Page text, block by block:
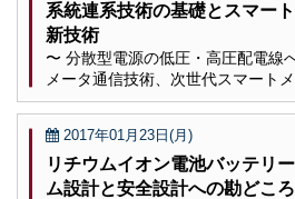
系統連系技術の基礎とスマー
新技術
〜 分散型電源の低圧・高圧配電線
メータ通信技術、次世代スマート
2017年01月23日(月)
リチウムイオン電池バッテリ
ム設計と安全設計への勘どころ